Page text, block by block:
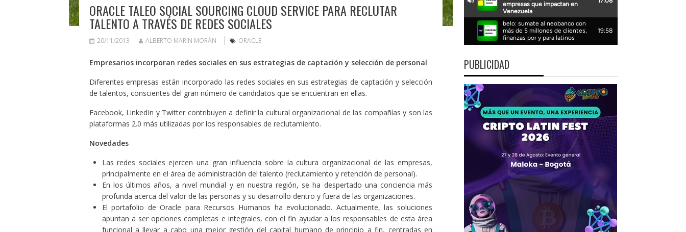
ORACLE TALEO SOCIAL SOURCING CLOUD SERVICE PARA RECLUTAR
TALENTO A TRAVÉS DE REDES SOCIALES
20/11/2013 ALBERTO MARÍN MORÁN ORACLE
Empresarios incorporan redes sociales en sus estrategias de captación y selección de personal
Diferentes empresas están incorporado las redes sociales en sus estrategias de captación y selección
de talentos, conscientes del gran número de candidatos que se encuentran en ellas.
Facebook, LinkedIn y Twitter contribuyen a definir la cultural organizacional de las compañías y son las
plataformas 2.0 más utilizadas por los responsables de reclutamiento.
Novedades
Las redes sociales ejercen una gran influencia sobre la cultura organizacional de las empresas,
principalmente en el área de administración del talento (reclutamiento y retención de personal).
En los últimos años, a nivel mundial y en nuestra región, se ha despertado una conciencia más
profunda acerca del valor de las personas y su desarrollo dentro y fuera de las organizaciones.
El portafolio deOracle para Recursos Humanos ha evolucionado. Actualmente, las soluciones
apuntan a ser opciones completas e integrales, con el fin ayudar a los responsables de esta área
funcional a llevar a cabo una mejor gestión del capital humano de principio a fin, centradas en
PUBLICIDAD